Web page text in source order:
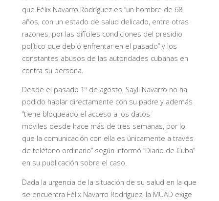
que Félix Navarro Rodríguez es “un hombre de 68
años, con un estado de salud delicado, entre otras
razones, por las difíciles condiciones del presidio
político que debió enfrentar en el pasado” y los
constantes abusos de las autoridades cubanas en
contra su persona.
Desde el pasado 1º de agosto, Sayli Navarro no ha
podido hablar directamente con su padre y además
“tiene bloqueado el acceso a los datos
móviles desde hace más de tres semanas, por lo
que la comunicación con ella es únicamente a través
de teléfono ordinario” según informó “Diario de Cuba”
en su publicación sobre el caso.
Dada la urgencia de la situación de su salud en la que
se encuentra Félix Navarro Rodríguez, la MUAD exige